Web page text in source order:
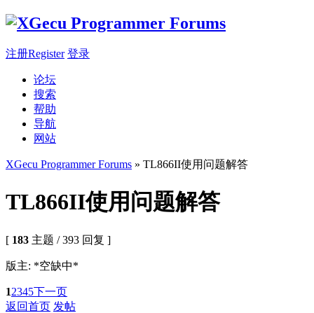
注册Register 登录
论坛
搜索
帮助
导航
网站
XGecu Programmer Forums » TL866II使用问题解答
TL866II使用问题解答
[ 183 主题 / 393 回复 ]
版主: *空缺中*
12345下一页
返回首页 发帖